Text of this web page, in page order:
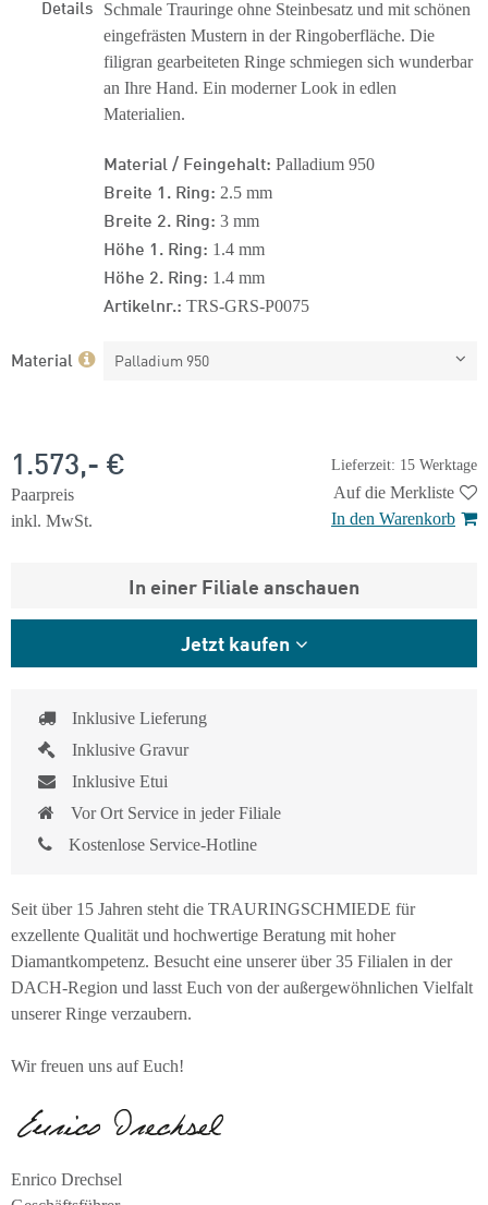
Details
Schmale Trauringe ohne Steinbesatz und mit schönen
eingefrästen Mustern in der Ringoberfläche. Die
filigran gearbeiteten Ringe schmiegen sich wunderbar
an Ihre Hand. Ein moderner Look in edlen
Materialien.
Material / Feingehalt: Palladium 950
Breite 1. Ring: 2.5 mm
Breite 2. Ring: 3 mm
Höhe 1. Ring: 1.4 mm
Höhe 2. Ring: 1.4 mm
Artikelnr.: TRS-GRS-P0075
Material Palladium 950
Lieferzeit: 15 Werktage
1.573,- €
Paarpreis
inkl. MwSt.
Auf die Merkliste
In den Warenkorb
In einer Filiale anschauen
Jetzt kaufen
Inklusive Lieferung
Inklusive Gravur
Inklusive Etui
Vor Ort Service in jeder Filiale
Kostenlose Service-Hotline
Seit über 15 Jahren steht die TRAURINGSCHMIEDE für
exzellente Qualität und hochwertige Beratung mit hoher
Diamantkompetenz. Besucht eine unserer über 35 Filialen in der
DACH-Region und lasst Euch von der außergewöhnlichen Vielfalt
unserer Ringe verzaubern.
Wir freuen uns auf Euch!
Enrico Drechsel